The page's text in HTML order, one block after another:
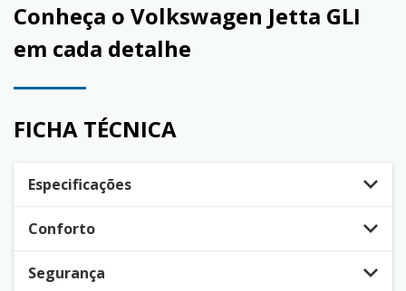
Conheça o Volkswagen Jetta GLI
em cada detalhe
FICHA TÉCNICA
Especificações
Conforto
Segurança